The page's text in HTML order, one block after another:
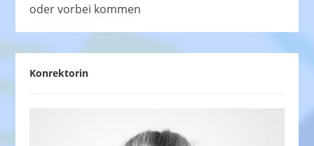
oder vorbei kommen
Konrektorin